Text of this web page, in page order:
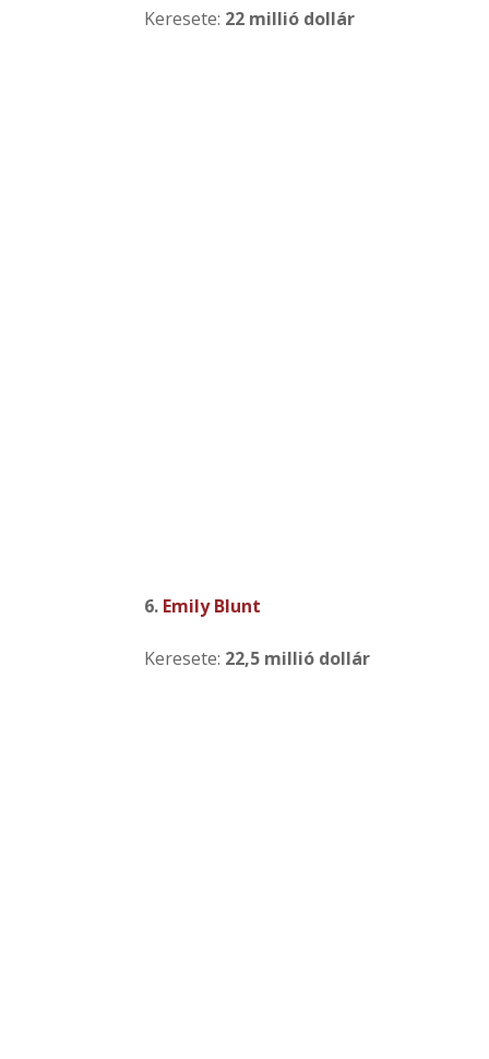
Keresete: 22 millió dollár
6. Emily Blunt
Keresete: 22,5 millió dollár